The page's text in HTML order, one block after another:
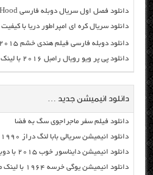
دانلود فصل اول سریال دوبله فارسی Robin Hood رابین هود
دانلود سریال کره ای امپراطور دریا با کیفیت
دانلود دوبله فارسی فیلم هندی خشم Tevar ۲۰۱۵ با لینک مستقیم
دانلود پی پر ویو رویال رامبل ۲۰۱۶ با لینک مستقیم
دانلود انیمیشن جدید …
دانلود فیلم سفر ماجراجوی سگ به فضا
دانلود انیمیشن سریالی بابا لنگ دراز ۱۹۹۰ با دوبله فارسی
دانلود انیمیشن دایناسور خوب ۲۰۱۵ با دوبله فارسی
دانلود انیمیشن یوگی خرسه ۱۹۶۴ با لینک مستقیم